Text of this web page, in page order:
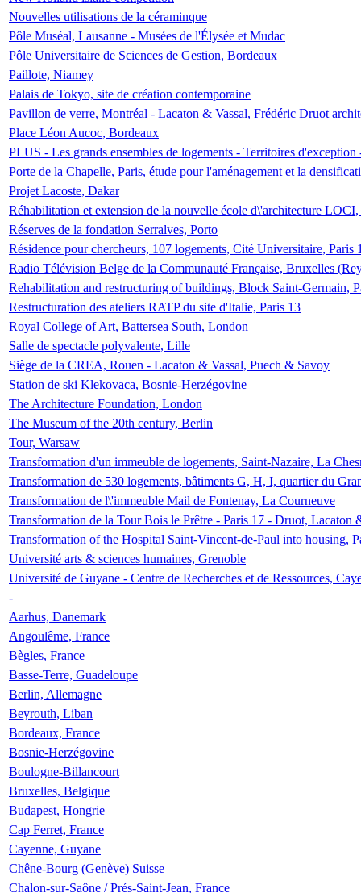
Nouvelles utilisations de la céraminque
Pôle Muséal, Lausanne - Musées de l'Élysée et Mudac
Pôle Universitaire de Sciences de Gestion, Bordeaux
Paillote, Niamey
Palais de Tokyo, site de création contemporaine
Pavillon de verre, Montréal - Lacaton & Vassal, Frédéric Druot
Place Léon Aucoc, Bordeaux
PLUS - Les grands ensembles de logements - Territoires
Porte de la Chapelle, Paris, étude pour l'aménagement et la
Projet Lacoste, Dakar
Réhabilitation et extension de la nouvelle école d\'architecture
Réserves de la fondation Serralves, Porto
Résidence pour chercheurs, 107 logements, Cité Universitaire, Paris
Radio Télévision Belge de la Communauté Française, Bruxelles
Rehabilitation and restructuring of buildings, Block Saint-Germain,
Restructuration des ateliers RATP du site d'Italie, Paris 13
Royal College of Art, Battersea South, London
Salle de spectacle polyvalente, Lille
Siège de la CREA, Rouen - Lacaton & Vassal, Puech & Savoy
Station de ski Klekovaca, Bosnie-Herzégovine
The Architecture Foundation, London
The Museum of the 20th century, Berlin
Tour, Warsaw
Transformation d'un immeuble de logements, Saint-Nazaire, La
Transformation de 530 logements, bâtiments G, H, I, quartier du
Transformation de l\'immeuble Mail de Fontenay, La Courneuve
Transformation de la Tour Bois le Prêtre - Paris 17 - Druot, Lacaton
Transformation of the Hospital Saint-Vincent-de-Paul into housing,
Université arts & sciences humaines, Grenoble
Université de Guyane - Centre de Recherches et de Ressources,
-
Aarhus, Danemark
Angoulême, France
Bègles, France
Basse-Terre, Guadeloupe
Berlin, Allemagne
Beyrouth, Liban
Bordeaux, France
Bosnie-Herzégovine
Boulogne-Billancourt
Bruxelles, Belgique
Budapest, Hongrie
Cap Ferret, France
Cayenne, Guyane
Chêne-Bourg (Genève) Suisse
Chalon-sur-Saône / Prés-Saint-Jean, France